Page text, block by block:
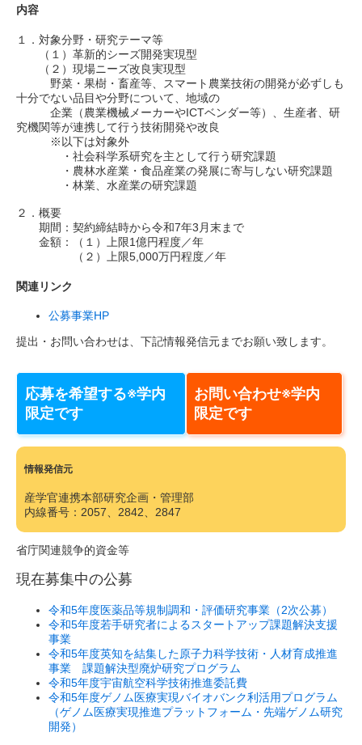
内容
１．対象分野・研究テーマ等
（１）革新的シーズ開発実現型
（２）現場ニーズ改良実現型
野菜・果樹・畜産等、スマート農業技術の開発が必ずしも
十分でない品目や分野について、地域の
企業（農業機械メーカーやICTベンダー等）、生産者、研
究機関等が連携して行う技術開発や改良
※以下は対象外
・社会科学系研究を主として行う研究課題
・農林水産業・食品産業の発展に寄与しない研究課題
・林業、水産業の研究課題
２．概要
期間：契約締結時から令和7年3月末まで
金額：（１）上限1億円程度／年
（２）上限5,000万円程度／年
関連リンク
公募事業HP
提出・お問い合わせは、下記情報発信元までお願い致します。
応募を希望する※学内
限定です
お問い合わせ※学内
限定です
情報発信元
産学官連携本部研究企画・管理部
内線番号：2057、2842、2847
省庁関連競争的資金等
現在募集中の公募
令和5年度医薬品等規制調和・評価研究事業（2次公募）
令和5年度若手研究者によるスタートアップ課題解決支援
事業
令和5年度英知を結集した原子力科学技術・人材育成推進
事業 課題解決型廃炉研究プログラム
令和5年度宇宙航空科学技術推進委託費
令和5年度ゲノム医療実現バイオバンク利活用プログラム
（ゲノム医療実現推進プラットフォーム・先端ゲノム研究
開発）